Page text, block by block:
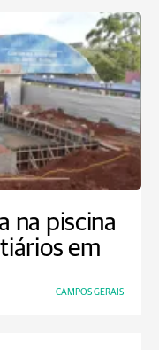
na piscina
em
CAMPOS GERAIS